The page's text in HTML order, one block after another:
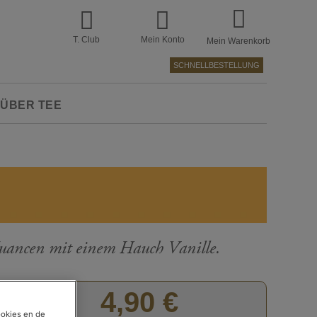
T. Club Mein Konto Mein Warenkorb
SCHNELLBESTELLUNG
TEE
mit einem Hauch Vanille.
4,90 €
deren de